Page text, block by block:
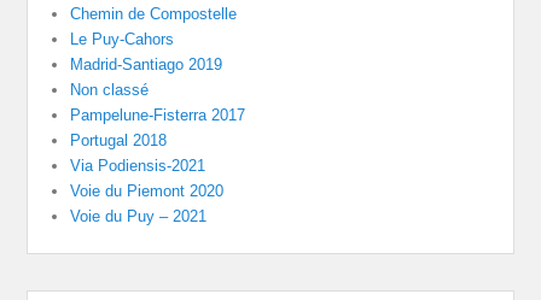
Chemin de Compostelle
Le Puy-Cahors
Madrid-Santiago 2019
Non classé
Pampelune-Fisterra 2017
Portugal 2018
Via Podiensis-2021
Voie du Piemont 2020
Voie du Puy – 2021